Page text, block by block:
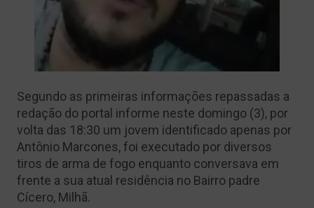
Segundo as primeiras informações repassadas a
redação do portal informe neste domingo (3), por
volta das 18:30 um jovem identificado apenas por
Antônio Marcones, foi executado por diversos
tiros de arma de fogo enquanto conversava em
frente a sua atual residência no Bairro padre
Cícero, Milhã.